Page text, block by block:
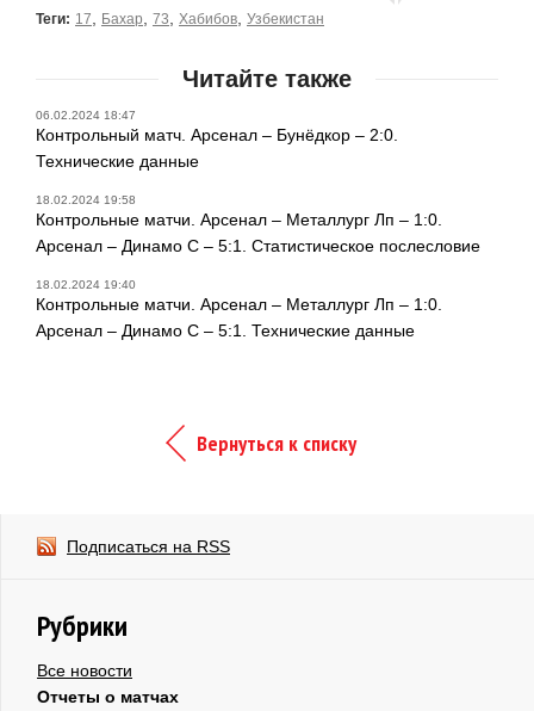
Теги: 17 Бахар 73 Хабибов Узбекистан
Читайте также
06.02.2024 18:47
Контрольный матч. Арсенал – Бунёдкор – 2:0.
Технические данные
18.02.2024 19:58
Контрольные матчи. Арсенал – Металлург Лп – 1:0.
Арсенал – Динамо С – 5:1. Статистическое послесловие
18.02.2024 19:40
Контрольные матчи. Арсенал – Металлург Лп – 1:0.
Арсенал – Динамо С – 5:1. Технические данные
Вернуться к списку
Подписаться на RSS
Рубрики
Все новости
Отчеты о матчах